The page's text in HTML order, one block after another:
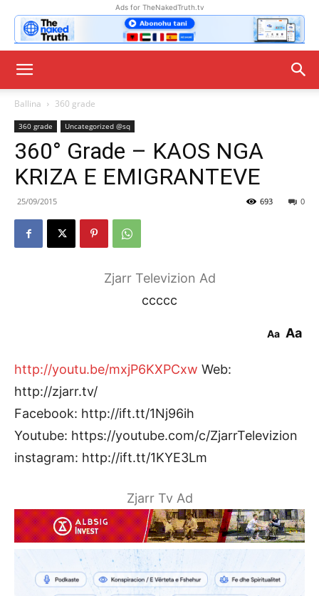
Ads for TheNakedTruth.tv
Ballina 360 grade
360 grade Uncategorized @sq
360° Grade – KAOS NGA
KRIZA E EMIGRANTEVE
25/09/2015 0
693
Zjarr Televizion Ad
ccccc
Aa Aa
http://youtu.be/mxjP6KXPCxw Web:
http://zjarr.tv/
Facebook: http://ift.tt/1Nj96ih
Youtube: https://youtube.com/c/ZjarrTelevizion
instagram: http://ift.tt/1KYE3Lm
Zjarr Tv Ad